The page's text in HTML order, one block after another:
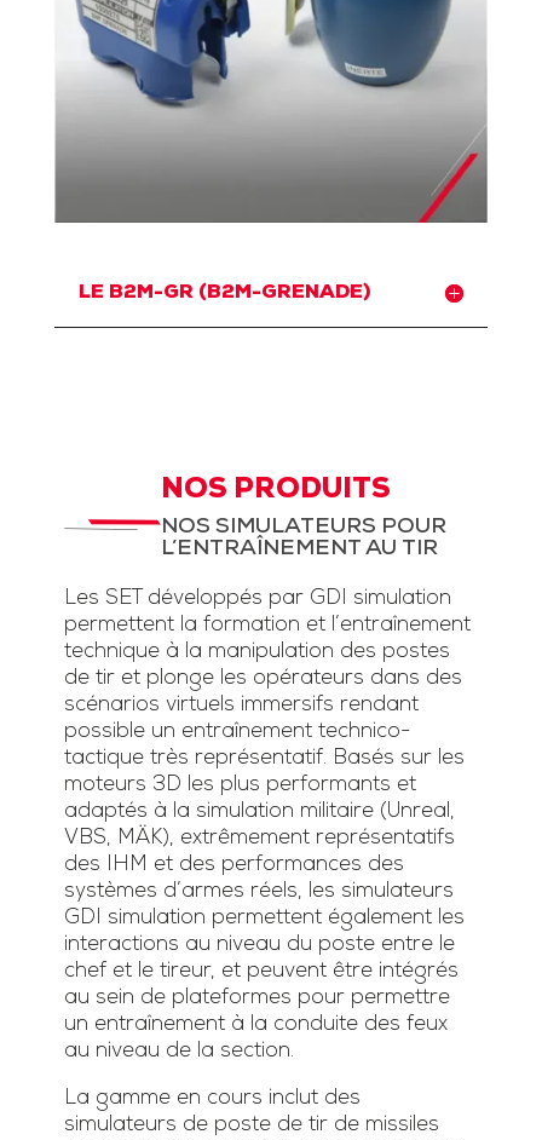
LE B2M-GR (B2M-GRENADE)
NOS PRODUITS
NOS SIMULATEURS POUR
L’ENTRAÎNEMENT AU TIR
Les SET développés par GDI simulation
permettent la formation et l’entraînement
technique à la manipulation des postes
de tir et plonge les opérateurs dans des
scénarios virtuels immersifs rendant
possible un entraînement technico-
tactique très représentatif. Basés sur les
moteurs 3D les plus performants et
adaptés à la simulation militaire (Unreal,
VBS, MÄK), extrêmement représentatifs
des IHM et des performances des
systèmes d’armes réels, les simulateurs
GDI simulation permettent également les
interactions au niveau du poste entre le
chef et le tireur, et peuvent être intégrés
au sein de plateformes pour permettre
un entraînement à la conduite des feux
au niveau de la section.
La gamme en cours inclut des
simulateurs de poste de tir de missiles